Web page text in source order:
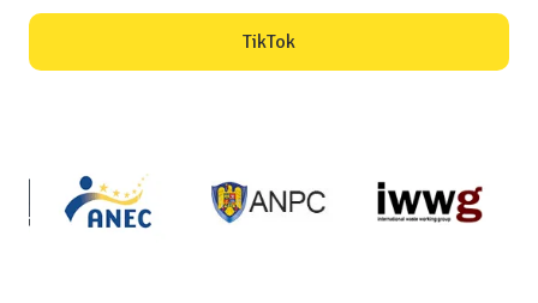
TikTok